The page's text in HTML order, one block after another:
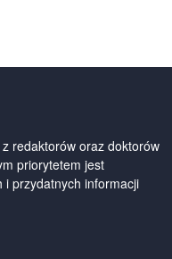
z redaktorów oraz doktorów
priorytetem jest
i przydatnych informacji